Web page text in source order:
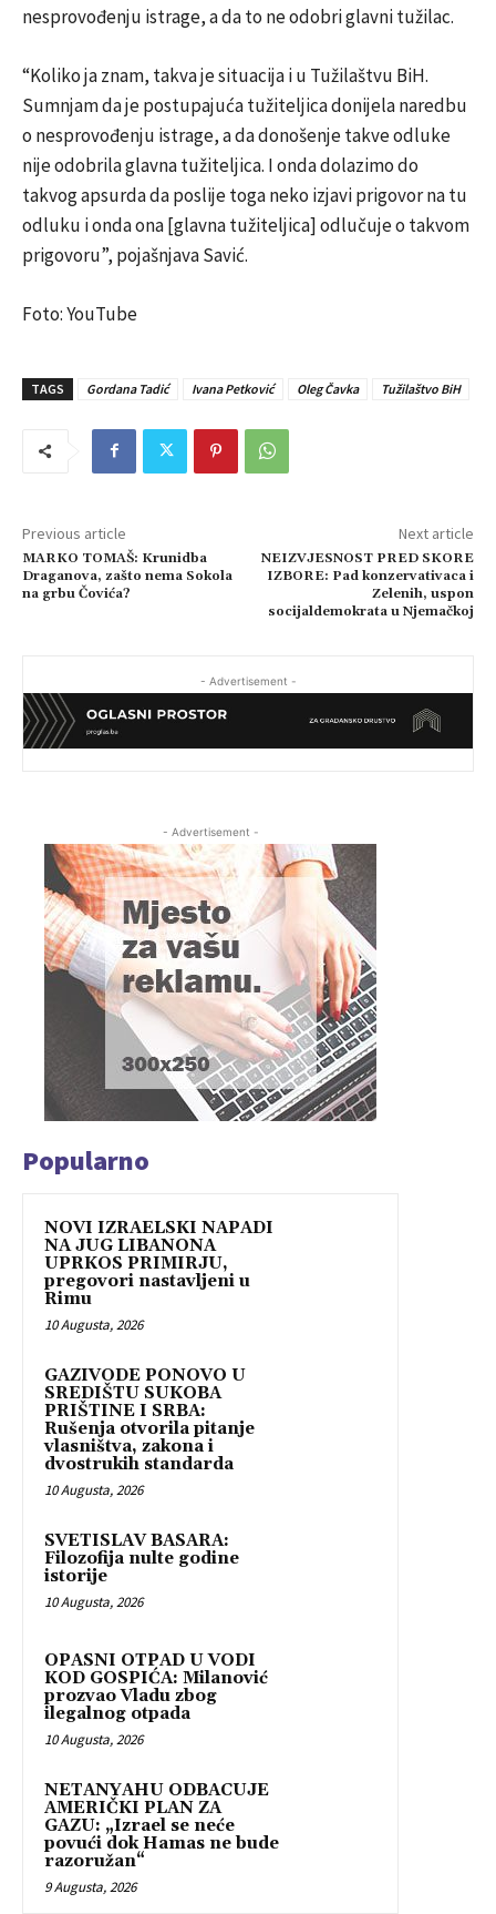
nesprovođenju istrage, a da to ne odobri glavni tužilac.
“Koliko ja znam, takva je situacija i u Tužilaštvu BiH.
Sumnjam da je postupajuća tužiteljica donijela naredbu
o nesprovođenju istrage, a da donošenje takve odluke
nije odobrila glavna tužiteljica. I onda dolazimo do
takvog apsurda da poslije toga neko izjavi prigovor na tu
odluku i onda ona [glavna tužiteljica] odlučuje o takvom
prigovoru”, pojašnjava Savić.
Foto: YouTube
TAGS Gordana Tadić Ivana Petković Oleg Čavka Tužilaštvo BiH
Previous article
MARKO TOMAŠ: Krunidba
Draganova, zašto nema Sokola
na grbu Čovića?
Next article
NEIZVJESNOST PRED SKORE
IZBORE: Pad konzervativaca i
Zelenih, uspon
socijaldemokrata u Njemačkoj
- Advertisement -
- Advertisement -
Popularno
NOVI IZRAELSKI NAPADI
NA JUG LIBANONA
UPRKOS PRIMIRJU,
pregovori nastavljeni u
Rimu
10 Augusta, 2026
GAZIVODE PONOVO U
SREDIŠTU SUKOBA
PRIŠTINE I SRBA:
Rušenja otvorila pitanje
vlasništva, zakona i
dvostrukih standarda
10 Augusta, 2026
SVETISLAV BASARA:
Filozofija nulte godine
istorije
10 Augusta, 2026
OPASNI OTPAD U VODI
KOD GOSPIĆA: Milanović
prozvao Vladu zbog
ilegalnog otpada
10 Augusta, 2026
NETANYAHU ODBACUJE
AMERIČKI PLAN ZA
GAZU: „Izrael se neće
povući dok Hamas ne bude
razoružan“
9 Augusta, 2026